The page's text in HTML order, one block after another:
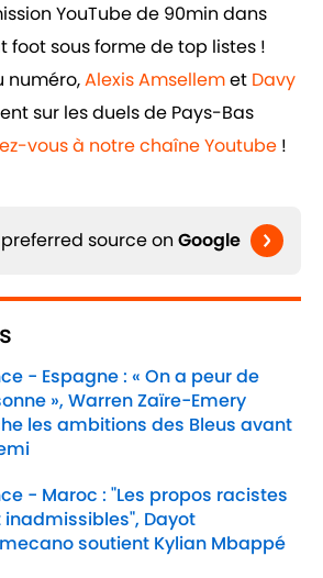
YouTube de 90min dans
foot sous forme de top listes !
numéro,Alexis Amsellemet Davy
sur les duels de Pays-Bas
vous à notre chaîne Youtube !
source on Google
- Espagne : « On a peur de
», Warren Zaïre-Emery
les ambitions des Bleus avant
by on Invalid Date
- Maroc : "Les propos racistes
inadmissibles", Dayot
soutient Kylian Mbappé
by on Invalid Date